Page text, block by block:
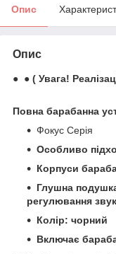
Опис
Опис
● ● ( Увага!
Повна барабанна
Фокус Серія
Особливо
Корпуси
Глушна
регулювання
Колір: чорний
Включає